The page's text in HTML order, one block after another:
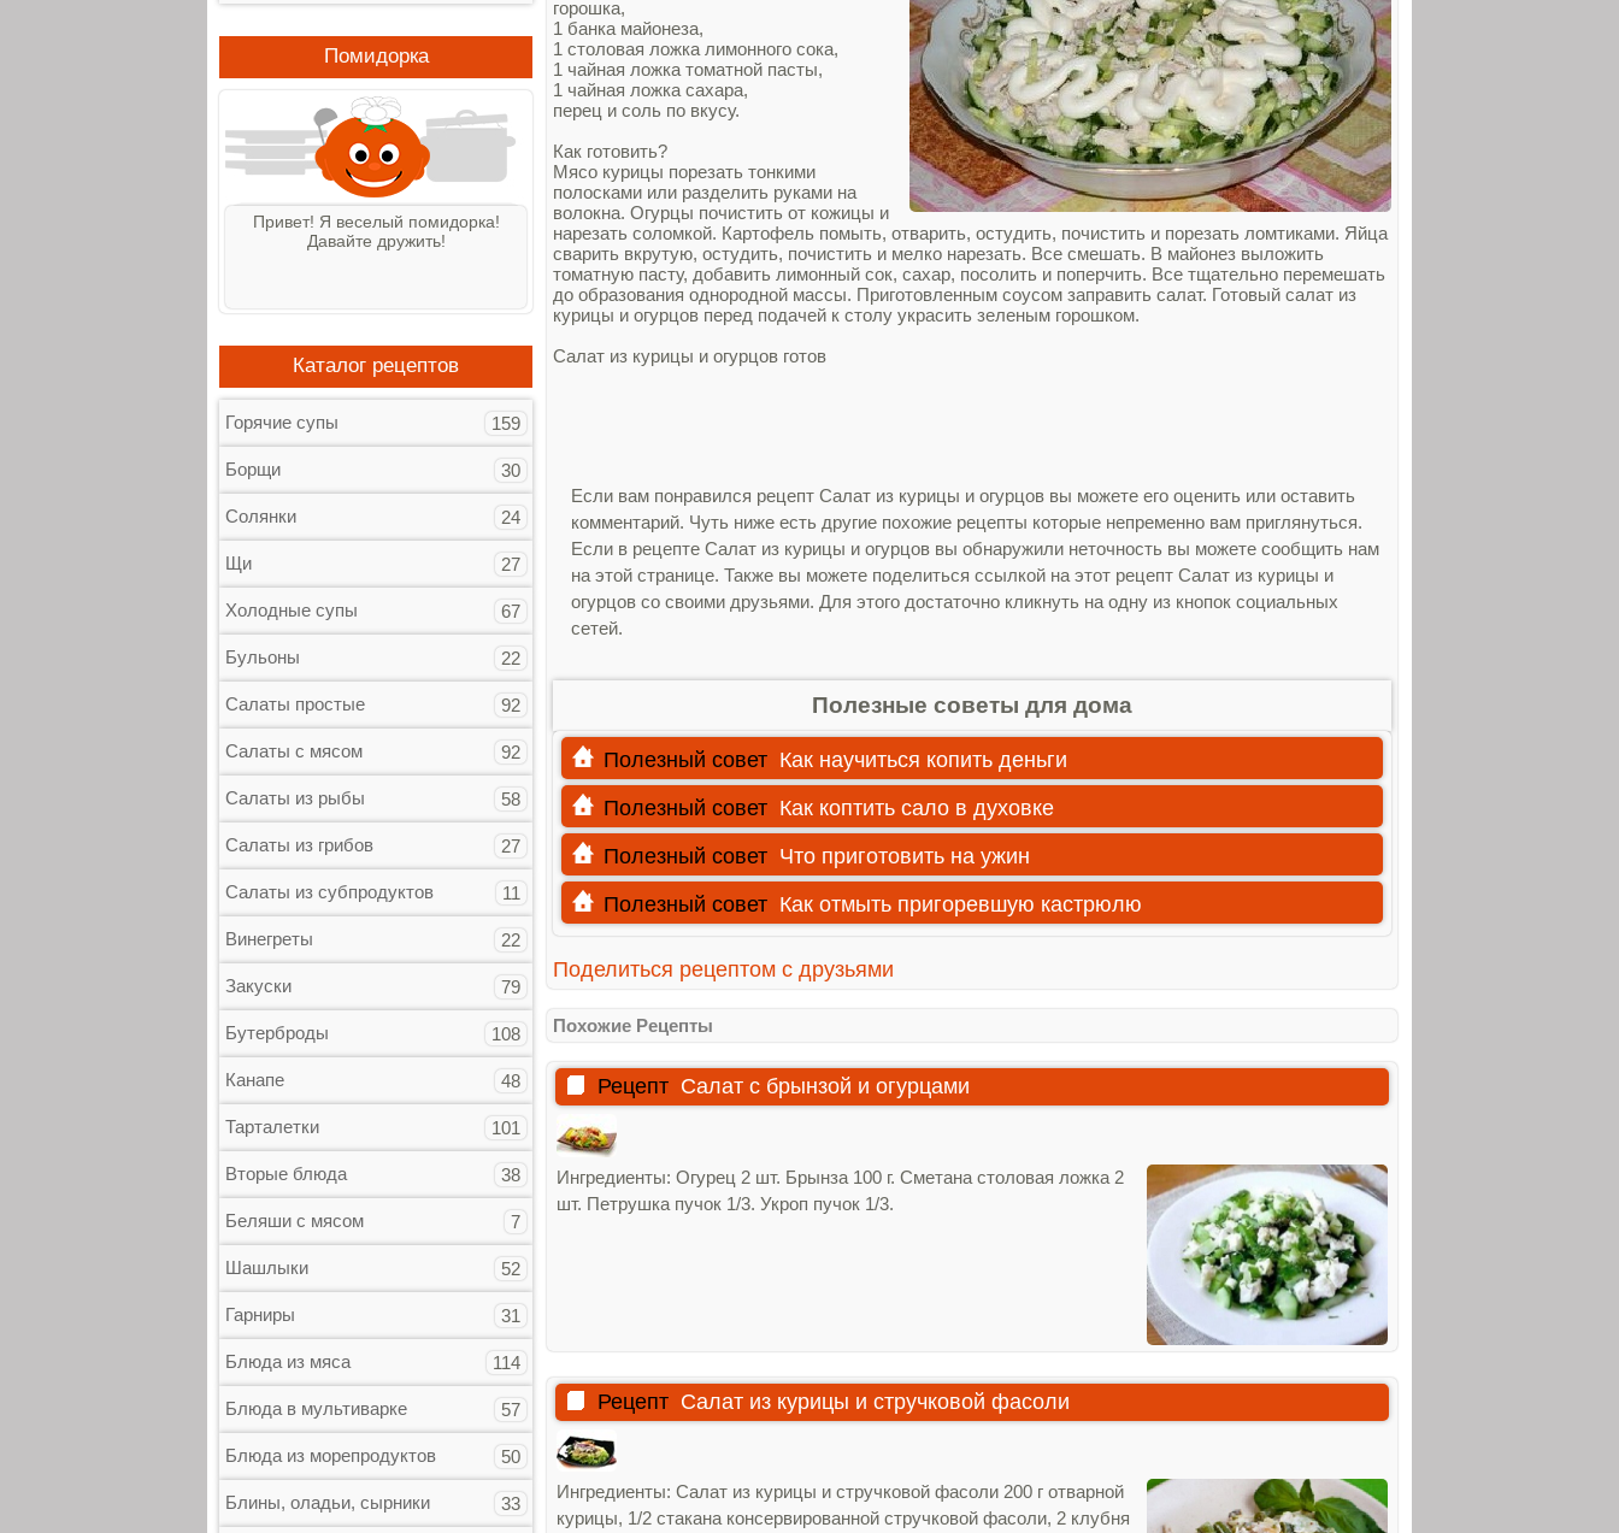
горошка,
1 банка майонеза,
1 столовая ложка лимонного сока,
1 чайная ложка томатной пасты,
1 чайная ложка сахара,
перец и соль по вкусу.
Как готовить?
Мясо курицы порезать тонкими
полосками или разделить руками на
волокна. Огурцы почистить от кожицы и
нарезать соломкой. Картофель помыть, отварить, остудить, почистить и порезать ломтиками. Яйца
сварить вкрутую, остудить, почистить и мелко нарезать. Все смешать. В майонез выложить
томатную пасту, добавить лимонный сок, сахар, посолить и поперчить. Все тщательно перемешать
до образования однородной массы. Приготовленным соусом заправить салат. Готовый салат из
курицы и огурцов перед подачей к столу украсить зеленым горошком.
Салат из курицы и огурцов готов
Если вам понравился рецепт Салат из курицы и огурцов вы можете его оценить или оставить
комментарий. Чуть ниже есть другие похожие рецепты которые непременно вам приглянуться.
Если в рецепте Салат из курицы и огурцов вы обнаружили неточность вы можете сообщить нам
на этой странице. Также вы можете поделиться ссылкой на этот рецепт Салат из курицы и
огурцов со своими друзьями. Для этого достаточно кликнуть на одну из кнопок социальных
сетей.
Полезные советы для дома
Полезный совет Как научиться копить деньги
Полезный совет Как коптить сало в духовке
Полезный совет Что приготовить на ужин
Полезный совет Как отмыть пригоревшую кастрюлю
Поделиться рецептом с друзьями
Похожие Рецепты
Рецепт Салат с брынзой и огурцами
Ингредиенты: Огурец 2 шт. Брынза 100 г. Сметана столовая ложка 2
шт. Петрушка пучок 1/3. Укроп пучок 1/3.
Рецепт Салат из курицы и стручковой фасоли
Ингредиенты: Салат из курицы и стручковой фасоли 200 г отварной
курицы, 1/2 стакана консервированной стручковой фасоли, 2 клубня
Помидорка
Привет! Я веселый помидорка!
Давайте дружить!
Каталог рецептов
Горячие супы 159
Борщи 30
Солянки 24
Щи 27
Холодные супы 67
Бульоны 22
Салаты простые 92
Салаты с мясом 92
Салаты из рыбы 58
Салаты из грибов 27
Салаты из субпродуктов 11
Винегреты 22
Закуски 79
Бутерброды 108
Канапе 48
Тарталетки 101
Вторые блюда 38
Беляши с мясом 7
Шашлыки 52
Гарниры 31
Блюда из мяса 114
Блюда в мультиварке 57
Блюда из морепродуктов 50
Блины, оладьи, сырники 33